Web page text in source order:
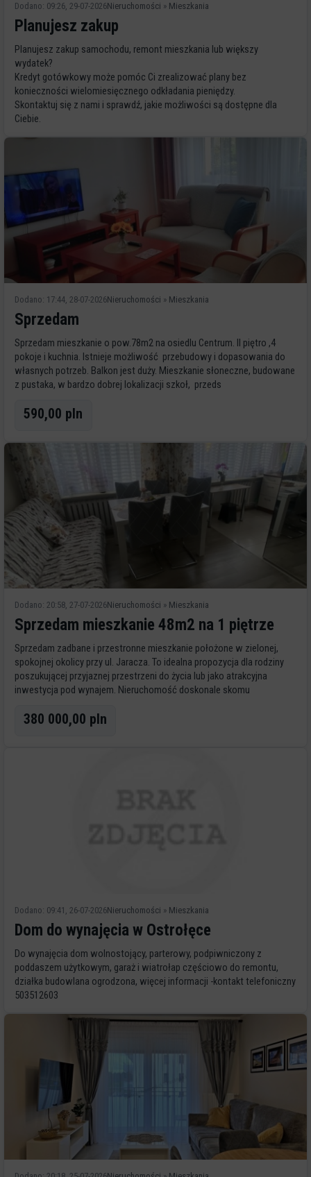
Dodano: 09:26, 29-07-2026Nieruchomości » Mieszkania
Planujesz zakup
Planujesz zakup samochodu, remont mieszkania lub większy
wydatek?
Kredyt gotówkowy może pomóc Ci zrealizować plany bez
konieczności wielomiesięcznego odkładania pieniędzy.
Skontaktuj się z nami i sprawdź, jakie możliwości są dostępne dla
Ciebie.
Dodano: 17:44, 28-07-2026Nieruchomości » Mieszkania
Sprzedam
Sprzedam mieszkanie o pow.78m2 na osiedlu Centrum. II piętro ,4
pokoje i kuchnia. Istnieje możliwość przebudowy i dopasowania do
własnych potrzeb. Balkon jest duży. Mieszkanie słoneczne, budowane
z pustaka, w bardzo dobrej lokalizacji szkoł, przeds
590,00 pln
Dodano: 20:58, 27-07-2026Nieruchomości » Mieszkania
Sprzedam mieszkanie 48m2 na 1 piętrze
Sprzedam zadbane i przestronne mieszkanie położone w zielonej,
spokojnej okolicy przy ul. Jaracza. To idealna propozycja dla rodziny
poszukującej przyjaznej przestrzeni do życia lub jako atrakcyjna
inwestycja pod wynajem. Nieruchomość doskonale skomu
380 000,00 pln
Dodano: 09:41, 26-07-2026Nieruchomości » Mieszkania
Dom do wynajęcia w Ostrołęce
Do wynajęcia dom wolnostojący, parterowy, podpiwniczony z
poddaszem użytkowym, garaż i wiatrołap częściowo do remontu,
działka budowlana ogrodzona, więcej informacji -kontakt telefoniczny
503512603